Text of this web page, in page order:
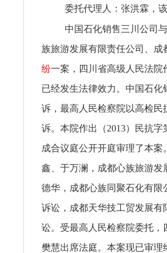
委托代理人：张洪霖，该
中国石化销售三川公司
族旅游发展有限责任公司、成
纷一案，四川省高级人民法院
已经发生法律效力。中国石
诉，最高人民检察院以高检民
诉。本院作出（2013）民抗
成合议庭公开开庭审理了本
鑫、于万澜，成都心族旅游
德华，成都心族同聚石化有
诉讼，成都天华技工贸发展
讼。受最高人民检察院委托
樊慧出席法庭。本案现已审理